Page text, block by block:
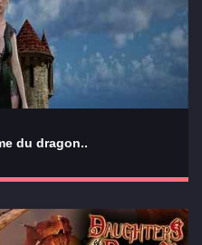
du dragon..